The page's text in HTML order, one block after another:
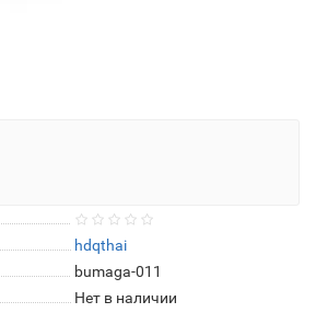
hdqthai
bumaga-011
Нет в наличии